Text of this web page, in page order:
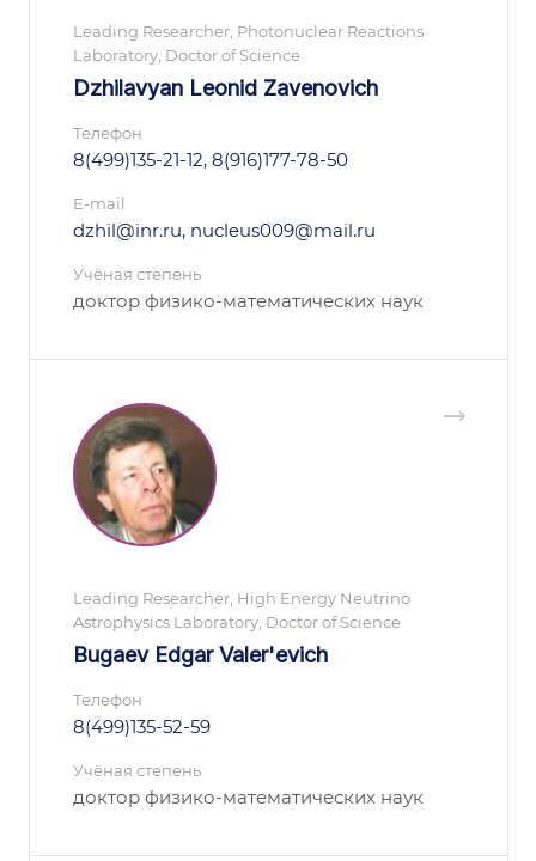
Leading Researcher, Photonuclear Reactions
Laboratory, Doctor of Science
Dzhilavyan Leonid Zavenovich
Телефон
8(499)135-21-12, 8(916)177-78-50
E-mail
dzhil@inr.ru, nucleus009@mail.ru
Учёная степень
доктор физико-математических наук
Leading Researcher, High Energy Neutrino
Astrophysics Laboratory, Doctor of Science
Bugaev Edgar Valer'evich
Телефон
8(499)135-52-59
Учёная степень
доктор физико-математических наук